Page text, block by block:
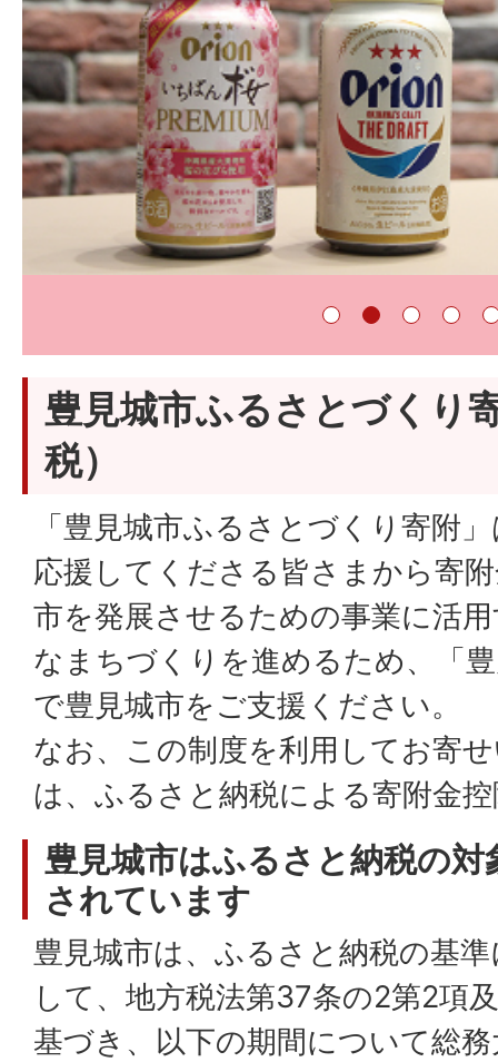
豊見城市ふるさとづくり
税）
「豊見城市ふるさとづくり寄附
応援してくださる皆さまから寄
市を発展させるための事業に活
なまちづくりを進めるため、「
で豊見城市をご支援ください。
なお、この制度を利用してお寄
は、ふるさと納税による寄附金
豊見城市はふるさと納税の
されています
豊見城市は、ふるさと納税の基
して、地方税法第37条の2第2項
基づき、以下の期間について総